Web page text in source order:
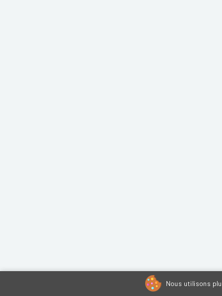
Nous utilisons